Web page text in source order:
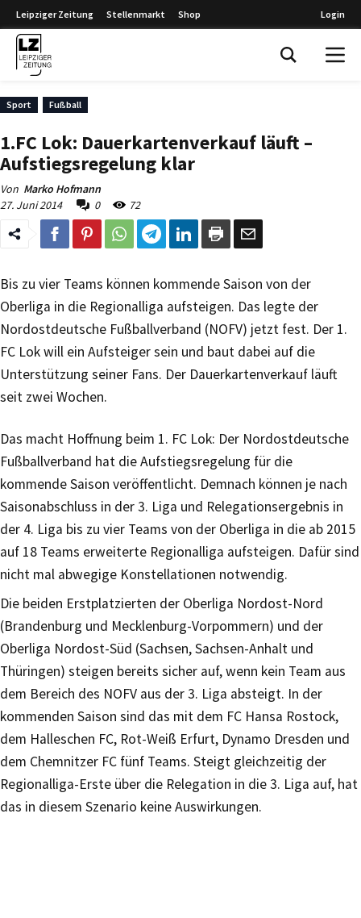
Leipziger Zeitung Stellenmarkt Shop Login
Sport Fußball
1.FC Lok: Dauerkartenverkauf läuft –
Aufstiegsregelung klar
Von Marko Hofmann
27. Juni 2014
0 72
Bis zu vier Teams können kommende Saison von der
Oberliga in die Regionalliga aufsteigen. Das legte der
Nordostdeutsche Fußballverband (NOFV) jetzt fest. Der 1.
FC Lok will ein Aufsteiger sein und baut dabei auf die
Unterstützung seiner Fans. Der Dauerkartenverkauf läuft
seit zwei Wochen.
Das macht Hoffnung beim 1. FC Lok: Der Nordostdeutsche
Fußballverband hat die Aufstiegsregelung für die
kommende Saison veröffentlicht. Demnach können je nach
Saisonabschluss in der 3. Liga und Relegationsergebnis in
der 4. Liga bis zu vier Teams von der Oberliga in die ab 2015
auf 18 Teams erweiterte Regionalliga aufsteigen. Dafür sind
nicht mal abwegige Konstellationen notwendig.
Die beiden Erstplatzierten der Oberliga Nordost-Nord
(Brandenburg und Mecklenburg-Vorpommern) und der
Oberliga Nordost-Süd (Sachsen, Sachsen-Anhalt und
Thüringen) steigen bereits sicher auf, wenn kein Team aus
dem Bereich des NOFV aus der 3. Liga absteigt. In der
kommenden Saison sind das mit dem FC Hansa Rostock,
dem Halleschen FC, Rot-Weiß Erfurt, Dynamo Dresden und
dem Chemnitzer FC fünf Teams. Steigt gleichzeitig der
Regionalliga-Erste über die Relegation in die 3. Liga auf, hat
das in diesem Szenario keine Auswirkungen.